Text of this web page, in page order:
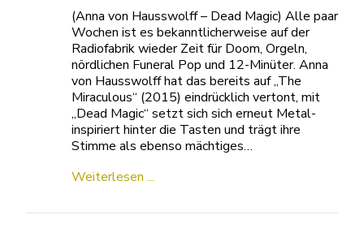
(Anna von Hausswolff – Dead Magic) Alle paar
Wochen ist es bekanntlicherweise auf der
Radiofabrik wieder Zeit für Doom, Orgeln,
nördlichen Funeral Pop und 12-Minüter. Anna
von Hausswolff hat das bereits auf „The
Miraculous“ (2015) eindrücklich vertont, mit
„Dead Magic“ setzt sich sich erneut Metal-
inspiriert hinter die Tasten und trägt ihre
Stimme als ebenso mächtiges…
Weiterlesen ...